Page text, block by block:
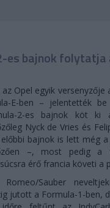
es bajnok
Opel egyik versenyzője
E-ben – jelentették be
2-es bajnok köt ki
Nyck de Vries és
bajnok is lett még a
–, most pedig a
érő francia követi a
Sauber
jutott a Formula-1-ben,